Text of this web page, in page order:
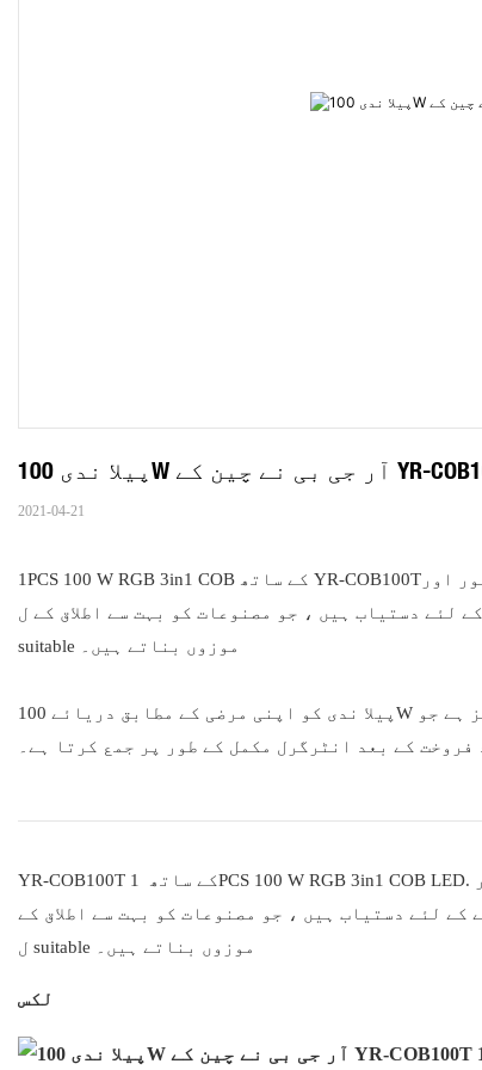
2021-04-21
1PCS 100 W RGB 3in1 COB کے ساتھ YR-COB100T۔ یہ اعلی چمک کے ساتھ ہے ، کامل رنگ مکس ، کمپیکٹ سائز ، اعلی برائٹ ، کم شور اور
لئے دستیاب ہیں ، جو مصنوعات کو بہت سے اطلاق کے ل
suitable موزوں بناتے ہیں۔
پیلا ندی کو اپنی مرضی کے مطابق دریائے 100W آر جی بی نے چین سے لائٹ مینوفیکچررز کی قیادت کی ، ایک اسٹیج لائٹنگ انٹرپرائز ہے جو
کے بعد انٹرگرل مکمل کے طور پر جمع کرتا ہے۔
YR-COB100T کے ساتھ 1PCS 100 W RGB 3in1 COB LED. یہ اعلی چمک کے ساتھ ہے ، کامل رنگ مکس ، کمپیکٹ سائز ، اعلی برائٹ ، کم شور
لئے دستیاب ہیں ، جو مصنوعات کو بہت سے اطلاق کے
ل suitable موزوں بناتے ہیں۔
لکس